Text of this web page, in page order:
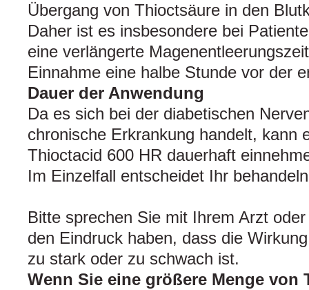
Übergang von Thioctsäure in den
Daher ist es insbesondere bei
eine verlängerte
Einnahme eine halbe Stunde vor der
Dauer der Anwendung
Da es sich bei der diabetischen
chronische Erkrankung handelt, kann
Thioctacid 600 HR dauerhaft
Im Einzelfall entscheidet Ihr
Bitte sprechen Sie mit Ihrem Arzt
den Eindruck haben, dass die
zu stark oder zu schwach ist.
Wenn Sie eine größere Menge von